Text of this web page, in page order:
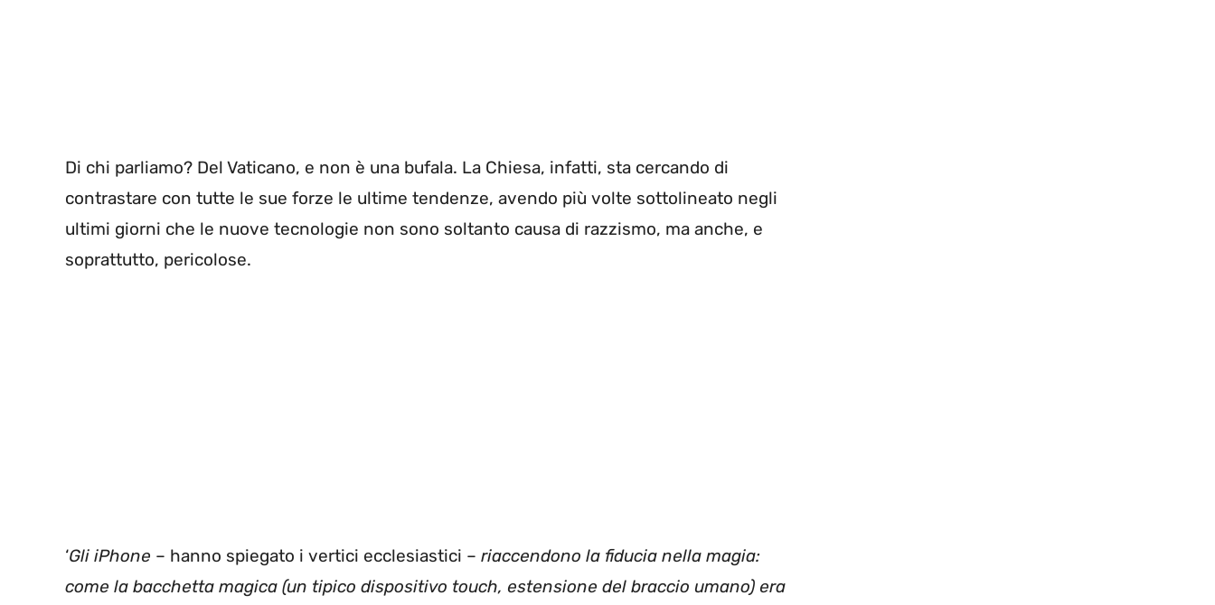
Di chi parliamo? Del Vaticano, e non è una bufala. La Chiesa, infatti, sta cercando di
contrastare con tutte le sue forze le ultime tendenze, avendo più volte sottolineato negli
ultimi giorni che le nuove tecnologie non sono soltanto causa di razzismo, ma anche, e
soprattutto, pericolose.
‘Gli iPhone – hanno spiegato i vertici ecclesiastici – riaccendono la fiducia nella magia:
come la bacchetta magica (un tipico dispositivo touch, estensione del braccio umano) era